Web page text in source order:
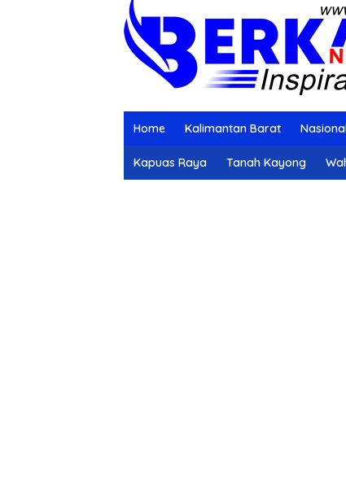
Home Kalimantan Barat
Kapuas Raya Tanah Kayong